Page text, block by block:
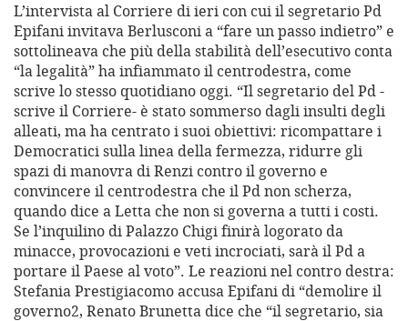
L’intervista al Corriere di ieri con cui il segretario Pd
Epifani invitava Berlusconi a “fare un passo indietro” e
sottolineava che più della stabilità dell’esecutivo conta
“la legalità” ha infiammato il centrodestra, come
scrive lo stesso quotidiano oggi. “Il segretario del Pd -
scrive il Corriere- è stato sommerso dagli insulti degli
alleati, ma ha centrato i suoi obiettivi: ricompattare i
Democratici sulla linea della fermezza, ridurre gli
spazi di manovra di Renzi contro il governo e
convincere il centrodestra che il Pd non scherza,
quando dice a Letta che non si governa a tutti i costi.
Se l’inquilino di Palazzo Chigi finirà logorato da
minacce, provocazioni e veti incrociati, sarà il Pd a
portare il Paese al voto”. Le reazioni nel contro destra:
Stefania Prestigiacomo accusa Epifani di “demolire il
governo2, Renato Brunetta dice che “il segretario, sia